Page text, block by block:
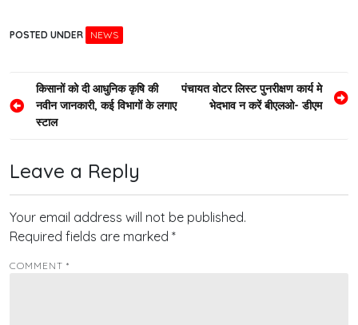
POSTED UNDER NEWS
Post
navigation
किसानों को दी आधुनिक कृषि की
नवीन जानकारी, कई विभागों के लगाए
स्टाल
पंचायत वोटर लिस्ट पुनरीक्षण कार्य मे
भेदभाव न करें बीएलओ- डीएम
Leave a Reply
Your email address will not be published.
Required fields are marked *
COMMENT *